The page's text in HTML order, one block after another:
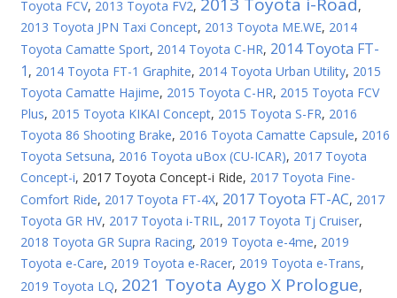
Toyota FCV, 2013 Toyota FV2,
,
2013 Toyota JPN Taxi Concept, 2013 Toyota ME.WE, 2014
Toyota Camatte Sport, 2014 Toyota C-HR, 2014 Toyota FT-
1 , 2014 Toyota FT-1 Graphite, 2014 Toyota Urban Utility, 2015
Toyota Camatte Hajime, 2015 Toyota C-HR, 2015 Toyota FCV
Plus, 2015 Toyota KIKAI Concept, 2015 Toyota S-FR, 2016
Toyota 86 Shooting Brake, 2016 Toyota Camatte Capsule, 2016
Toyota Setsuna, 2016 Toyota uBox (CU-ICAR), 2017 Toyota
Concept-i, 2017 Toyota Concept-i Ride, 2017 Toyota Fine-
Comfort Ride, 2017 Toyota FT-4X, 2017 Toyota FT-AC, 2017
Toyota GR HV, 2017 Toyota i-TRIL, 2017 Toyota Tj Cruiser,
2018 Toyota GR Supra Racing, 2019 Toyota e-4me, 2019
Toyota e-Care, 2019 Toyota e-Racer, 2019 Toyota e-Trans,
2019 Toyota LQ, 2021 Toyota Aygo X Prologue,